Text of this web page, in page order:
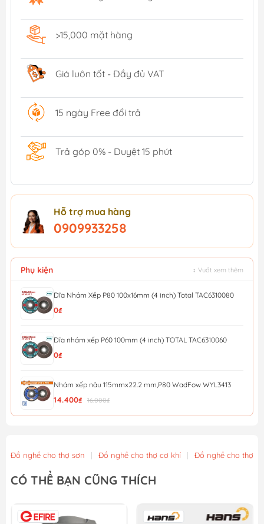
>15,000 mặt hàng
Giá luôn tốt - Đầy đủ VAT
15 ngày Free đổi trả
Trả góp 0% - Duyệt 15 phút
Hỗ trợ mua hàng
0909933258
Phụ kiện ↕ Vuốt xem thêm
Đĩa Nhám Xếp P80 100x16mm (4 inch) Total TAC6310080
0₫
Đĩa nhám xếp P60 100mm (4 inch) TOTAL TAC6310060
0₫
Nhám xếp nâu 115mmx22.2 mm,P80 WadFow WYL3413
14.400₫ 16.000₫
Đá mài kim loại 115x6x22.2mm WadFow WAC1347
13.500₫
Nhám xếp P40 - 100mm Total TAC6310040
Đồ nghề cho thợ sơn | Đồ nghề cho thợ cơ khí | Đồ nghề cho thợ
CÓ THỂ BẠN CŨNG THÍCH